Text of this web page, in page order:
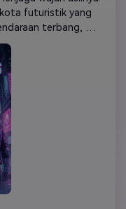
futuristik yang
terbang,
bercahaya.
ungu, dan hot
krom, dan kabut
lampu latar yang
teknologi.
di bagian atas.
detail tajam dan